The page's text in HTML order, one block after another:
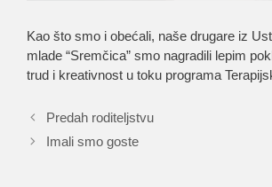
Kao što smo i obećali, naše drugare iz
mlade “Sremčica” smo nagradili lepim
trud i kreativnost u toku programa
Predah roditeljstvu
Imali smo goste